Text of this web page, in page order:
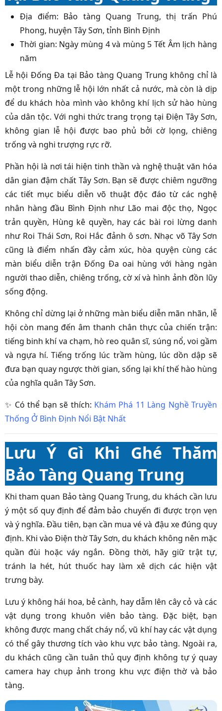
Địa điểm: Bảo tàng Quang Trung, thị trấn Phú
Phong, huyện Tây Sơn, tỉnh Bình Định
Thời gian: Ngày mùng 4 và mùng 5 Tết Âm lịch hàng
năm
Lễ hội Đống Đa tại Bảo tàng Quang Trung không chỉ là
một trong những lễ hội lớn nhất cả nước, mà còn là dịp
để du khách hòa mình vào không khí lịch sử hào hùng
của dân tộc. Với nghi thức trang trọng tại Điện Tây Sơn,
không gian lễ hội được bao phủ bởi cờ lọng, chiêng
trống và nghi trượng rực rỡ.
Phần hội là nơi tái hiện tinh thần và nghệ thuật văn hóa
dân gian đậm chất Tây Sơn. Bạn sẽ được chiêm ngưỡng
các tiết mục biểu diễn võ thuật độc đáo từ các nghệ
nhân hàng đầu Bình Định như Lão mai độc thọ, Ngọc
trản quyền, Hùng kê quyền, hay các bài roi lừng danh
như Roi Thái Sơn, Roi Hắc đảnh ô sơn. Nhạc võ Tây Sơn
cũng là điểm nhấn đầy cảm xúc, hòa quyện cùng các
màn biểu diễn trận Đống Đa oai hùng với hàng ngàn
người thao diễn, chiêng trống, cờ xí và hình ảnh đồn lũy
sống động.
Không chỉ dừng lại ở những màn biểu diễn mãn nhãn, lễ
hội còn mang đến âm thanh chân thực của chiến trận:
tiếng binh khí va chạm, hò reo quân sĩ, súng nổ, voi gầm
và ngựa hí. Tiếng trống lúc trầm hùng, lúc dồn dập sẽ
đưa bạn quay ngược thời gian, sống lại khí thế hào hùng
của nghĩa quân Tây Sơn.
✨ Có thể bạn sẽ thích: Khám Phá 11 Làng Nghề Truyền
Thống Ở Bình Định Nổi Bật Nhất
Lưu Ý Gì Khi Ghé Thăm
Bảo Tàng Quang Trung
Khi tham quan Bảo tàng Quang Trung, du khách cần lưu
ý một số quy định để đảm bảo chuyến đi được trọn vẹn
và ý nghĩa. Đầu tiên, bạn cần mua vé và đậu xe đúng quy
định. Khi vào Điện thờ Tây Sơn, du khách không nên mặc
quần đùi hoặc váy ngắn. Đồng thời, hãy giữ trật tự,
tránh la hét, hút thuốc hay làm xê dịch các hiện vật
trưng bày.
Lưu ý không hái hoa, bẻ cành, hay dẫm lên cây cỏ và các
vật dụng trong khuôn viên bảo tàng. Đặc biệt, bạn
không được mang chất cháy nổ, vũ khí hay các vật dụng
có thể gây thương tích vào khu vực bảo tàng. Ngoài ra,
du khách cũng cần tuân thủ quy định không tự ý quay
camera hay chụp ảnh trong khu vực điện thờ và bảo
tàng.